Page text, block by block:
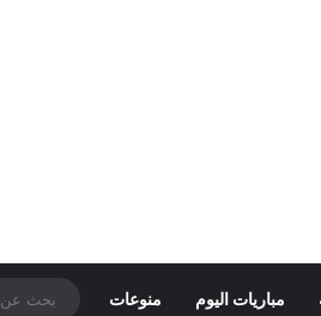
مباريات اليوم منوعات